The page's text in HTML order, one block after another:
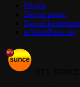
Prijava
Dovod unosa
Dovod komentara
sr.WordPress.org